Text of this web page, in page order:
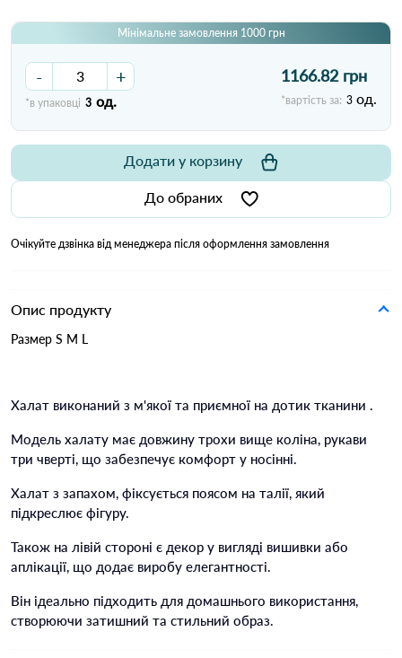
Мінімальне замовлення 1000 грн
- +
*в упаковці 3 од.
1166.82 грн
*вартість за: 3 од.
До обраних
Додати у корзину
Очікуйте дзвінка від менеджера після оформлення замовлення
Опис продукту
Размер S M L
Халат виконаний з м'якої та приємної на дотик тканини .
Модель халату має довжину трохи вище коліна, рукави
три чверті, що забезпечує комфорт у носінні.
Халат з запахом, фіксується поясом на талії, який
підкреслює фігуру.
Також на лівій стороні є декор у вигляді вишивки або
аплікації, що додає виробу елегантності.
Він ідеально підходить для домашнього використання,
створюючи затишний та стильний образ.